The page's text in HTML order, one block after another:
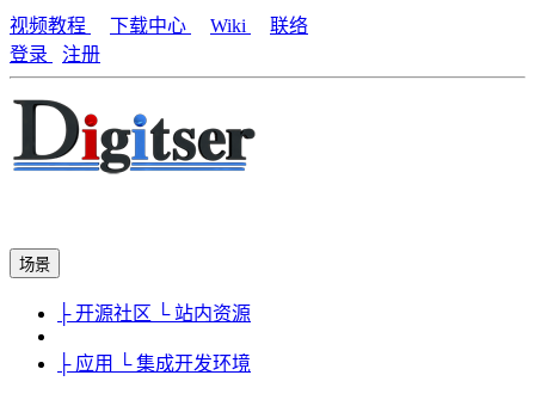
视频教程 下载中心 Wiki
联络
登录
注册
场景
├ 开源社区 └ 站内资源
├ 应用 └ 集成开发环境